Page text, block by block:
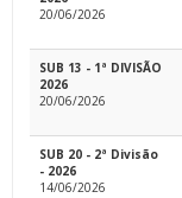
20/06/2026
SUB 13 - 1ª DIVISÃO
2026
20/06/2026
SUB 20 - 2ª Divisão
- 2026
14/06/2026